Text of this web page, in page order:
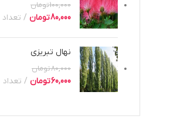
100,000تومان
80,000تومان تعداد
نهال تبریزی
80,000تومان
60,000تومان تعداد